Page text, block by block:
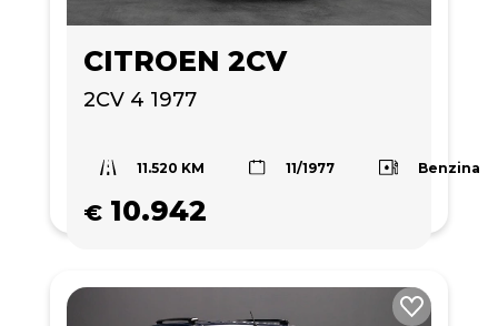
CITROEN 2CV
2CV 4 1977
11.520 KM 11/1977 Benzina
€ 10.942